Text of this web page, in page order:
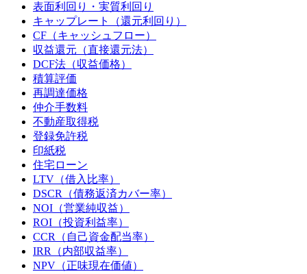
表面利回り・実質利回り
キャップレート（還元利回り）
CF（キャッシュフロー）
収益還元（直接還元法）
DCF法（収益価格）
積算評価
再調達価格
仲介手数料
不動産取得税
登録免許税
印紙税
住宅ローン
LTV（借入比率）
DSCR（債務返済カバー率）
NOI（営業純収益）
ROI（投資利益率）
CCR（自己資金配当率）
IRR（内部収益率）
NPV（正味現在価値）